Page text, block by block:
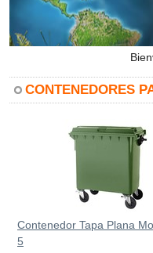
CONTENEDORES
Contenedor Tapa Plana
5